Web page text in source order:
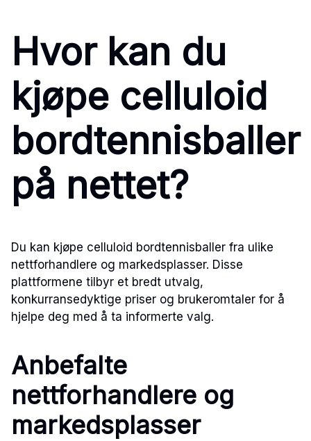
Hvor kan du
kjøpe celluloid
bordtennisballer
på nettet?
Du kan kjøpe celluloid bordtennisballer fra ulike
nettforhandlere og markedsplasser. Disse
plattformene tilbyr et bredt utvalg,
konkurransedyktige priser og brukeromtaler for å
hjelpe deg med å ta informerte valg.
Anbefalte
nettforhandlere og
markedsplasser